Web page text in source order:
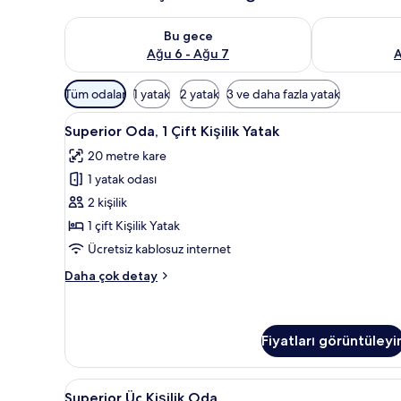
Bu gece
Ağu 6 - Ağu 7
Bu gece için müsaitliği kontrol et Ağu 6 - Ağu 7
Yarın için
Odalar
için
mevcut
filtreler
Tüm odalar 1 yatak 2 yatak 3 ve daha fazla yatak
Superior
Oda,
1
Çift
Kişilik
Yatak
için
fotoğrafları
Superior Oda, 1 Çift Kişilik
2
Superior Oda, 1 Çift Kişilik Yatak
20 metre kare
1 yatak odası
2 kişilik
1 çift Kişilik Yatak
Ücretsiz kablosuz internet
Daha çok detay
Superior
Yatak
hakkında
daha
Fiyatları
Superior
Superior Üç Kişilik Oda |
1